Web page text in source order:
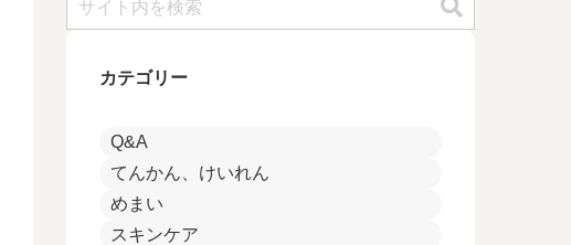
カテゴリー
Q&A
てんかん、けいれん
めまい
スキンケア